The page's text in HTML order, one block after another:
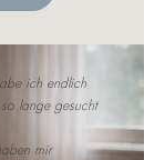
ich endlich
lange gesucht
mir